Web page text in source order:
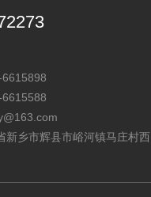
新乡市辉县市峪河镇马庄村西